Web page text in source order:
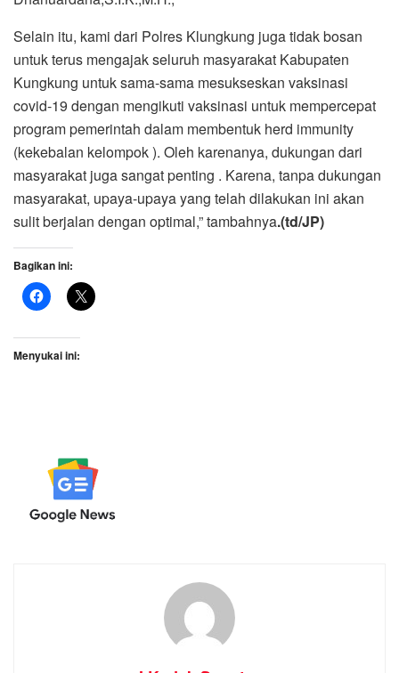
Selain itu, kami dari Polres Klungkung juga tidak bosan
untuk terus mengajak seluruh masyarakat Kabupaten
Kungkung untuk sama-sama mesukseskan vaksinasi
covid-19 dengan mengikuti vaksinasi untuk mempercepat
program pemerintah dalam membentuk herd immunity
(kekebalan kelompok ). Oleh karenanya, dukungan dari
masyarakat juga sangat penting . Karena, tanpa dukungan
masyarakat, upaya-upaya yang telah dilakukan ini akan
sulit berjalan dengan optimal,” tambahnya.(td/JP)
Bagikan ini:
Menyukai ini: